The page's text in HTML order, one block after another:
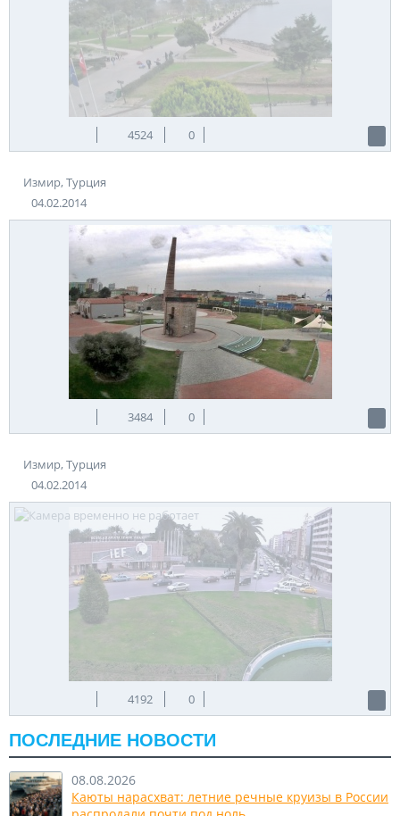
4524 0
Измир, Турция
04.02.2014
3484 0
Измир, Турция
04.02.2014
4192 0
ПОСЛЕДНИЕ НОВОСТИ
08.08.2026
Каюты нарасхват: летние речные круизы в России